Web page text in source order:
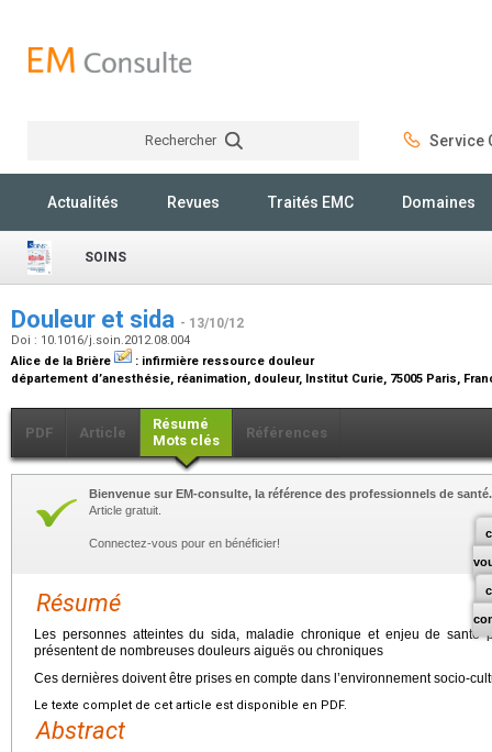
Rechercher Service
Actualités Revues Traités EMC Domaines
SOINS
Douleur et sida - 13/10/12
Doi : 10.1016/j.soin.2012.08.004
Alice de la Brière
: infirmière ressource douleur
département d’anesthésie, réanimation, douleur, Institut Curie, 75005 Paris,
PDF Article
Résumé
Mots clés
Références
Bienvenue sur EM-consulte, la référence des professionnels de santé.
Article gratuit.
Connectez-vous pour en bénéficier!
Résumé
Les personnes atteintes du sida, maladie chronique et enjeu de santé
présentent de nombreuses douleurs aiguës ou chroniques
Ces dernières doivent être prises en compte dans l’environnement socio-
Le texte complet de cet article est disponible en PDF.
Abstract